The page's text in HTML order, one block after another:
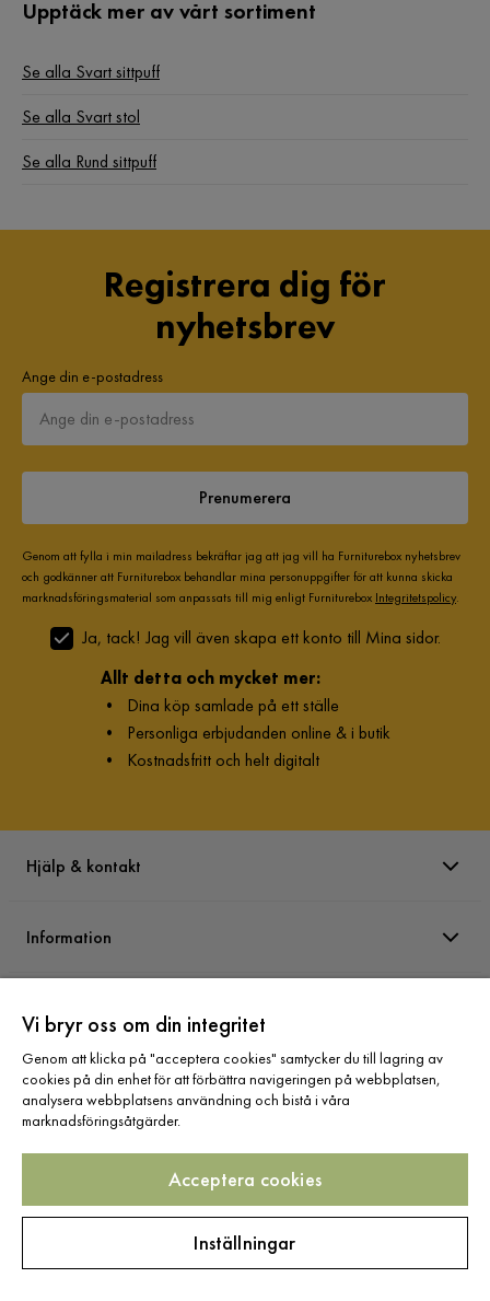
Kategori: Puff
Förvaring: Nej
Erbjudandet inkluderar: 1 x puff
Form: Rund
Materialets sammansättning: 100% jute
Upptäck mer av vårt sortiment
Se alla Svart sittpuff
Se alla Svart stol
Se alla Rund sittpuff
Registrera dig för
nyhetsbrev
Ange din e-postadress
Prenumerera
Genom att fylla i min mailadress bekräftar jag att jag vill ha Furniturebox nyhetsbrev
och godkänner att Furniturebox behandlar mina personuppgifter för att kunna skicka
marknadsföringsmaterial som anpassats till mig enligt Furniturebox Integritetspolicy.
Ja, tack! Jag vill även skapa ett konto till Mina sidor.
Allt detta och mycket mer:
• Dina köp samlade på ett ställe
• Personliga erbjudanden online & i butik
• Kostnadsfritt och helt digitalt
Hjälp & kontakt
Information
Sortiment
Följ oss
Vi bryr oss om din integritet
Genom att klicka på "acceptera cookies" samtycker du till lagring av
cookies på din enhet för att förbättra navigeringen på webbplatsen,
analysera webbplatsens användning och bistå i våra
marknadsföringsåtgärder.
Acceptera cookies
Inställningar